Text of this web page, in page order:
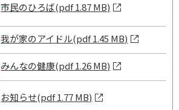
市民のひろば(pdf 1.87 MB)
我が家のアイドル(pdf 1.45 MB)
みんなの健康(pdf 1.26 MB)
お知らせ(pdf 1.77 MB)